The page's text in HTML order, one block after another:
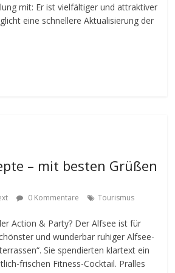
mit: Er ist vielfältiger und attraktiver
eine schnellere Aktualisierung der
– mit besten Grüßen
0 Kommentare Tourismus
Action & Party? Der Alfsee ist für
und wunderbar ruhiger Alfsee-
Sie spendierten klartext ein
frischen Fitness-Cocktail. Pralles